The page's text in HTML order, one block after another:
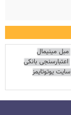
مبل مینیمال
اعتبارسنجی بانکی
سایت یوتوتایمز